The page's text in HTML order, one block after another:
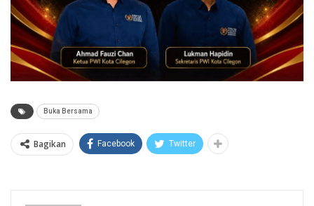
Buka Bersama
Bagikan Facebook Twitter